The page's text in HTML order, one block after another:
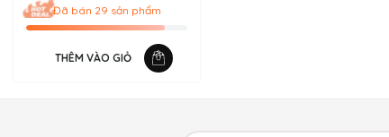
Đã bán 29 sản phẩm
THÊM VÀO GIỎ